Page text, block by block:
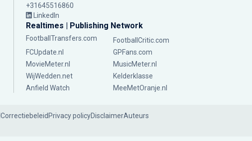
+31645516860
LinkedIn
Realtimes | Publishing Network
FootballTransfers.com
FootballCritic.com
FCUpdate.nl
GPFans.com
MovieMeter.nl
MusicMeter.nl
WijWedden.net
Kelderklasse
Anfield Watch
MeeMetOranje.nl
Correctiebeleid Privacy policyDisclaimerAuteurs